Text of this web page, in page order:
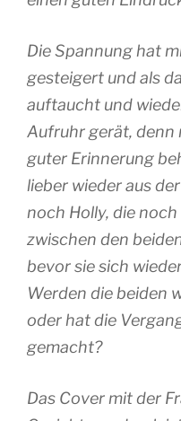
Die Spannung hat
gesteigert und als
auftaucht und
Aufruhr gerät, denn
guter Erinnerung
lieber wieder aus
noch Holly, die
zwischen den
bevor sie sich
Werden die beiden
oder hat die
gemacht?
Das Cover mit der